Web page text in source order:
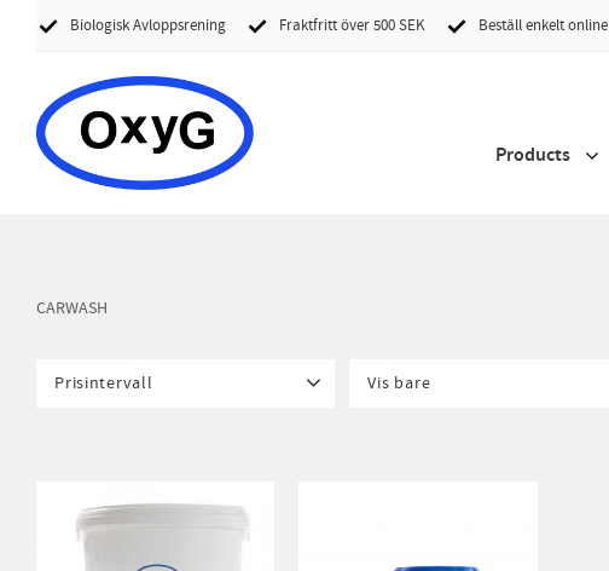
Biologisk Avloppsrening Fraktfritt över 500 SEK Beställ enkelt online
Products
CARWASH
Prisintervall Vis bare